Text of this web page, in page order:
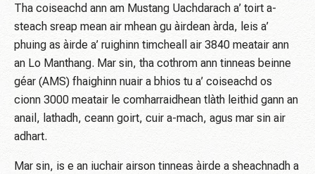
Tha coiseachd ann am Mustang Uachdarach a’ toirt a-
steach sreap mean air mhean gu àirdean àrda, leis a’
phuing as àirde a’ ruighinn timcheall air 3840 meatair ann
an Lo Manthang. Mar sin, tha cothrom ann tinneas beinne
géar (AMS) fhaighinn nuair a bhios tu a’ coiseachd os
cionn 3000 meatair le comharraidhean tlàth leithid gann an
anail, lathadh, ceann goirt, cuir a-mach, agus mar sin air
adhart.
Mar sin, is e an iuchair airson tinneas àirde a sheachnadh a